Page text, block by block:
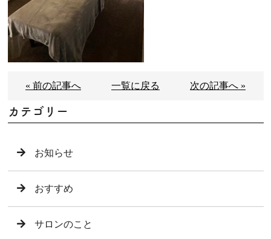
« 前の記事へ 一覧に戻る 次の記事へ »
カテゴリー
お知らせ
おすすめ
サロンのこと